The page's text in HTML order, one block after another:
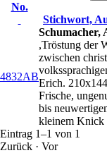
No.
Stichwort,
4832AB
Schumacher,
,Tröstung der
zwischen
Erich.
Frische,
bis
kleinem Knick
Eintrag 1–1 von 1
Zurück · Vor